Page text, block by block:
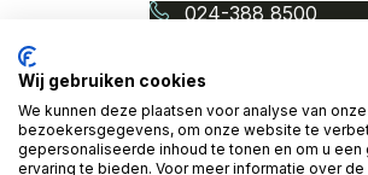
024-388 8500
info@proudnerds.com
© 2026 Access Denied.
initiatief van Proud
en Cardan
Wij gebruiken cookies
We kunnen deze plaatsen voor analyse van onze
bezoekersgegevens, om onze website te
gepersonaliseerde inhoud te tonen en om u
ervaring te bieden. Voor meer informatie over